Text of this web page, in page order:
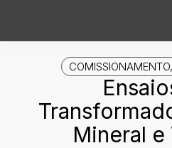
COMISSIONAMENTO,
Mineral e